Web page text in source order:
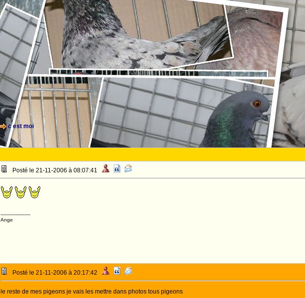
c est moi
Posté le 21-11-2006 à 08:07:41
--------------------
Ange
Posté le 21-11-2006 à 20:17:42
le reste de mes pigeons je vais les mettre dans photos tous pigeons